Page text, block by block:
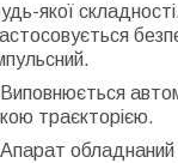
якої
Виповнюється
траєкторією.
Апарат обладнаний